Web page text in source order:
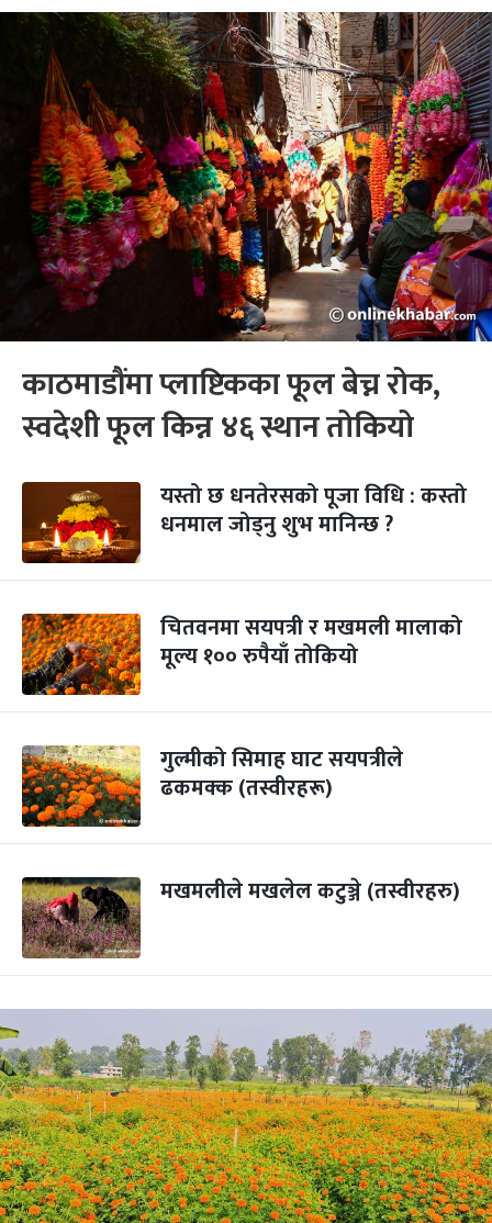
काठमाडौंमा प्लाष्टिकका फूल बेच्न रोक,
स्वदेशी फूल किन्न ४६ स्थान तोकियो
यस्तो छ धनतेरसको पूजा विधि : कस्तो
धनमाल जोड्नु शुभ मानिन्छ ?
चितवनमा सयपत्री र मखमली मालाको
मूल्य १०० रुपैयाँ तोकियो
गुल्मीको सिमाह घाट सयपत्रीले
ढकमक्क (तस्वीरहरू)
मखमलीले मखलेल कटुञ्जे (तस्वीरहरु)